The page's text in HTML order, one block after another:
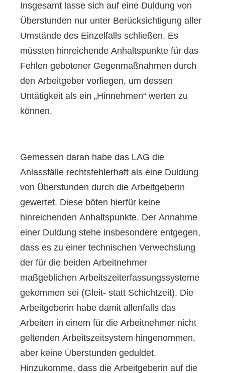
Insgesamt lasse sich auf eine Duldung von
Überstunden nur unter Berücksichtigung aller
Umstände des Einzelfalls schließen. Es
müssten hinreichende Anhaltspunkte für das
Fehlen gebotener Gegenmaßnahmen durch
den Arbeitgeber vorliegen, um dessen
Untätigkeit als ein „Hinnehmen“ werten zu
können.
Gemessen daran habe das LAG die
Anlassfälle rechtsfehlerhaft als eine Duldung
von Überstunden durch die Arbeitgeberin
gewertet. Diese böten hierfür keine
hinreichenden Anhaltspunkte. Der Annahme
einer Duldung stehe insbesondere entgegen,
dass es zu einer technischen Verwechslung
der für die beiden Arbeitnehmer
maßgeblichen Arbeitszeiterfassungssysteme
gekommen sei (Gleit- statt Schichtzeit). Die
Arbeitgeberin habe damit allenfalls das
Arbeiten in einem für die Arbeitnehmer nicht
geltenden Arbeitszeitsystem hingenommen,
aber keine Überstunden geduldet.
Hinzukomme, dass die Arbeitgeberin auf die